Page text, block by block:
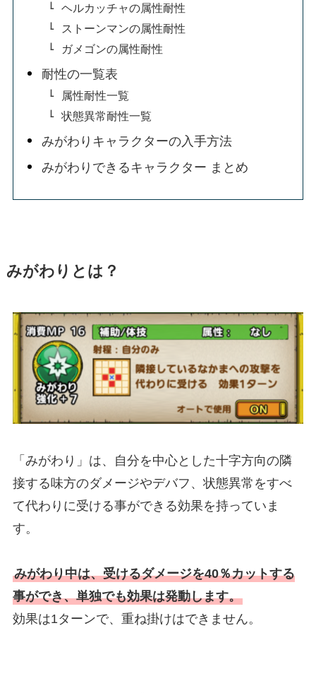
ヘルカッチャの属性耐性
ストーンマンの属性耐性
ガメゴンの属性耐性
耐性の一覧表
属性耐性一覧
状態異常耐性一覧
みがわりキャラクターの入手方法
みがわりできるキャラクター まとめ
みがわりとは？
「みがわり」は、自分を中心とした十字方向の隣
接する味方のダメージやデバフ、状態異常をすべ
て代わりに受ける事ができる効果を持っていま
す。
みがわり中は、受けるダメージを40％カットする
事ができ、単独でも効果は発動します。
効果は1ターンで、重ね掛けはできません。